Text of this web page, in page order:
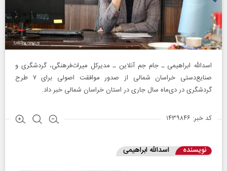
اسدالله ابراهیمی ـ جام جم آنلاین ـ مدیرکل میراث‌فرهنگی، گردشگری و
صنایع‌دستی خراسان شمالی از صدور موافقت اصولی برای ۷ طرح
گردشگری در دی‌ماه سال جاری در استان خراسان شمالی خبر داد.
کد خبر: ۱۴۳۹۸۴۶
نویسنده اسدالله ابراهیمی